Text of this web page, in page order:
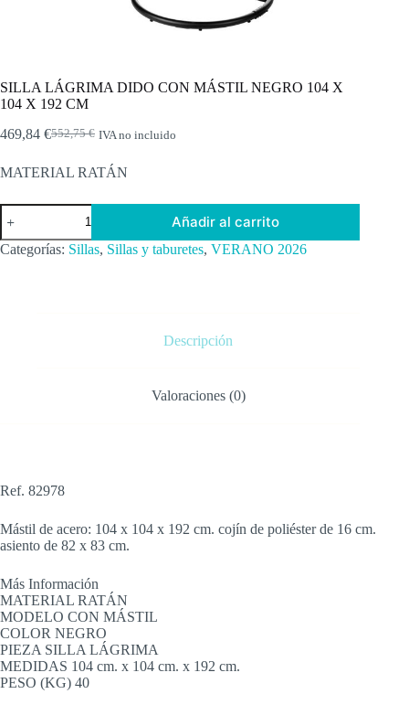
SILLA LÁGRIMA DIDO CON MÁSTIL NEGRO 104 X
104 X 192 CM
552,75€
El
original
552,75 €.
469,84 €El
actual
469,84 €.
IVA no incluido
MATERIAL RATÁN
SILLA
LÁGRIMA
DIDO
CON
Añadir al carrito
Categorías: Sillas, Sillas y taburetes, VERANO 2026
Descripción
Valoraciones (0)
Ref. 82978
Mástil de acero: 104 x 104 x 192 cm. cojín de poliéster de 16 cm.
asiento de 82 x 83 cm.
Más Información
MATERIAL RATÁN
MODELO CON MÁSTIL
COLOR NEGRO
PIEZA SILLA LÁGRIMA
MEDIDAS 104 cm. x 104 cm. x 192 cm.
PESO (KG) 40